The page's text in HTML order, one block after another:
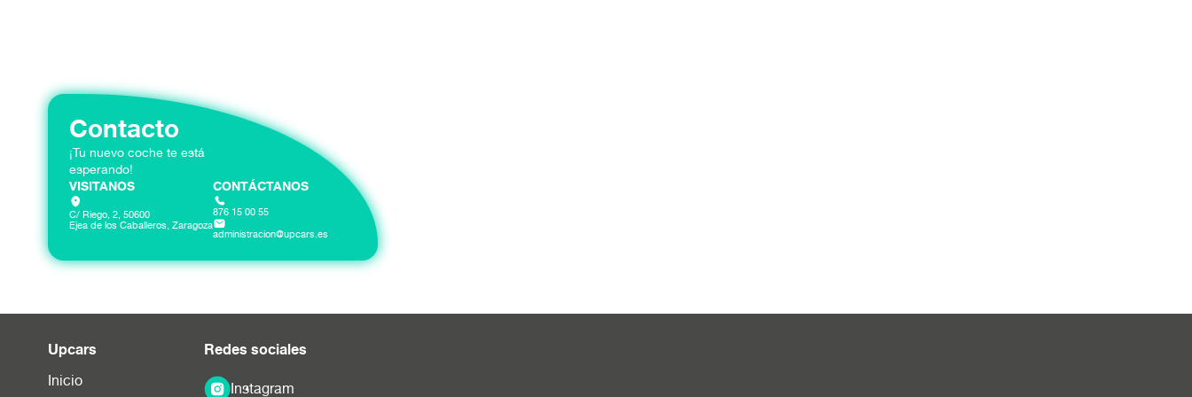
Contacto
¡Tu nuevo coche te está
esperando!
VISITANOS
C/ Riego, 2, 50600
Ejea de los Caballeros, Zaragoza
CONTÁCTANOS
876 15 00 55
administracion@upcars.es
Upcars
Inicio
Redes sociales
Instagram